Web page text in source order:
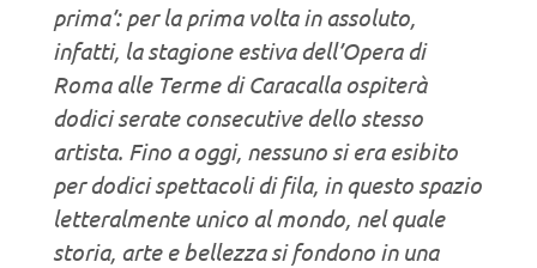
prima’: per la prima volta in assoluto,
infatti, la stagione estiva dell’Opera di
Roma alle Terme di Caracalla ospiterà
dodici serate consecutive dello stesso
artista. Fino a oggi, nessuno si era esibito
per dodici spettacoli di fila, in questo spazio
letteralmente unico al mondo, nel quale
storia, arte e bellezza si fondono in una